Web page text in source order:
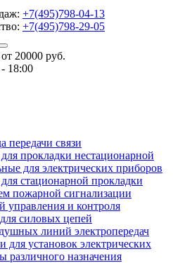
+7(495)798-04-13
+7(495)798-29-05
20000 руб.
18:00
передачи связи
прокладки нестационарной
для электрических приборов
стационарной прокладки
пожарной сигнализации
управления и контроля
силовых цепей
линий электропередач
для установок электрических
назначения